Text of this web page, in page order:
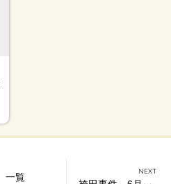
一覧
NEXT